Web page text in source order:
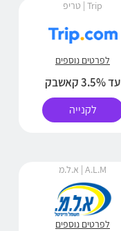
Trip | טריפ
לפרטים נוספים
עד 3.5% קאשבק
לקנייה
A.L.M | א.ל.מ
לפרטים נוספים